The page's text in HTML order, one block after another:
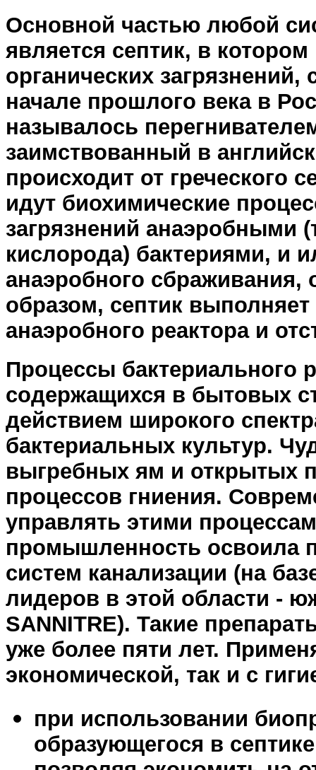
Основной частью любой
является септик, в
органических
начале прошлого века в
называлось
заимствованный в
происходит от греческого
идут биохимические
загрязнений анаэробными
кислорода) бактериями, и
анаэробного сбраживания,
образом, септик
анаэробного реактора и
Процессы бактериального
содержащихся в бытовых
действием широкого
бактериальных культур.
выгребных ям и открытых
процессов гниения.
управлять этими
промышленность освоила
систем канализации (на
лидеров в этой области -
SANNITRE). Такие
уже более пяти лет.
экономической, так и с
при использовании
образующегося в